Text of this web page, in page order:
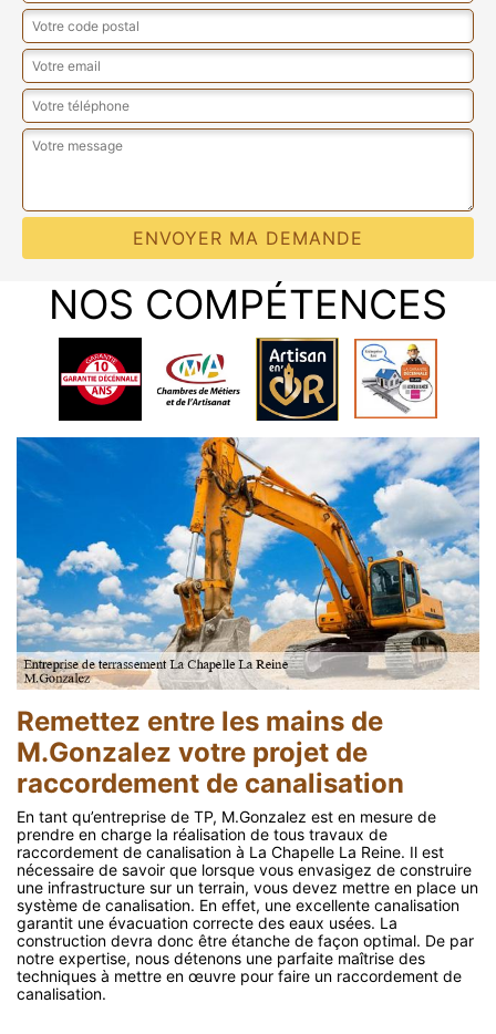
NOS COMPÉTENCES
Remettez entre les mains de
M.Gonzalez votre projet de
raccordement de canalisation
En tant qu’entreprise de TP, M.Gonzalez est en mesure de
prendre en charge la réalisation de tous travaux de
raccordement de canalisation à La Chapelle La Reine. Il est
nécessaire de savoir que lorsque vous envasigez de construire
une infrastructure sur un terrain, vous devez mettre en place un
système de canalisation. En effet, une excellente canalisation
garantit une évacuation correcte des eaux usées. La
construction devra donc être étanche de façon optimal. De par
notre expertise, nous détenons une parfaite maîtrise des
techniques à mettre en œuvre pour faire un raccordement de
canalisation.